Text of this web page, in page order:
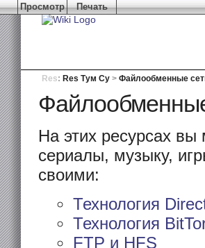
Просмотр Печать
Res: Res Тум Су > Файлообменные
На этих ресурсах
сериалы, музыку,
своими:
Технология
Технология
FTP и HFS